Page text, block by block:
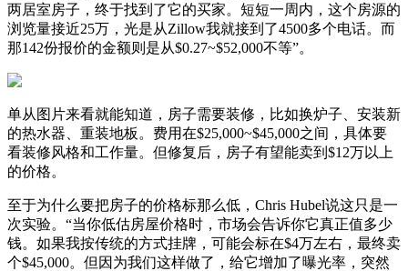
两居室房子，终于找到了它的买家。短短一周内，这个房源的
浏览量接近25万，光是从Zillow我就接到了4500多个电话。而
那142份报价的金额则是从$0.27~$52,000不等”。
单从图片来看就能知道，房子需要装修，比如换炉子、安装新
的热水器、重装地板。费用在$25,000~$45,000之间，具体要
看装修风格和工作量。但修复后，房子有望能卖到$12万以上
的价格。
至于为什么要把房子的价格标那么低，Chris Hubel说这只是一
次实验。“当你低估房屋价格时，市场会告诉你它真正值多少
钱。如果我按传统的方式挂牌，可能会标在$4万左右，最终卖
个$45,000。但因为我们这样做了，给它增加了曝光率，突然